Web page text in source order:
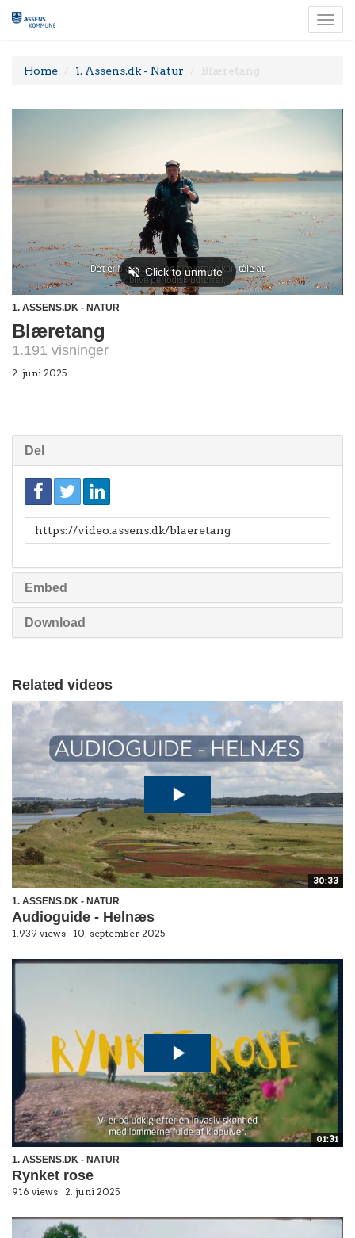
Home 1. Assens.dk - Natur Blæretang
1. ASSENS.DK - NATUR
Blæretang
1.191 visninger
2. juni 2025
Del
Link
Embed
Download
Related videos
30:33
1. ASSENS.DK - NATUR
Audioguide - Helnæs
1.939 views 10. september 2025
01:31
1. ASSENS.DK - NATUR
Rynket rose
916 views 2. juni 2025